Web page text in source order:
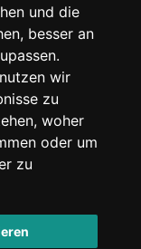
und die
besser an
wir
zu
woher
oder um
zu